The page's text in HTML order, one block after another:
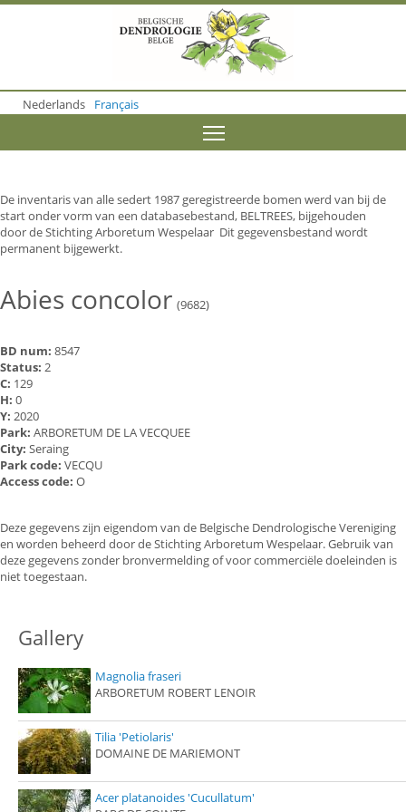
o
m
o
n
t
e
n
Nederlands Français
De inventaris van alle sedert 1987 geregistreerde bomen werd van bij de
start onder vorm van een databasebestand, BELTREES, bijgehouden
door de Stichting Arboretum Wespelaar Dit gegevensbestand wordt
permanent bijgewerkt.
Abies concolor (9682)
BD num: 8547
Status: 2
C: 129
H: 0
Y: 2020
Park: ARBORETUM DE LA VECQUEE
City: Seraing
Park code: VECQU
Access code: O
Deze gegevens zijn eigendom van de Belgische Dendrologische Vereniging
en worden beheerd door de Stichting Arboretum Wespelaar. Gebruik van
deze gegevens zonder bronvermelding of voor commerciële doeleinden is
niet toegestaan.
Gallery
Magnolia fraseri
ARBORETUM ROBERT LENOIR
Tilia 'Petiolaris'
DOMAINE DE MARIEMONT
Acer platanoides 'Cucullatum'